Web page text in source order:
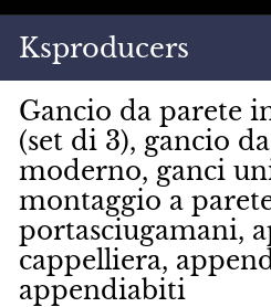
Vai
direttamente
contenuti
Ksproducers
Gancio da parete
(set di 3), gancio
moderno, ganci
montaggio a
portasciugamani,
cappelliera,
appendiabiti